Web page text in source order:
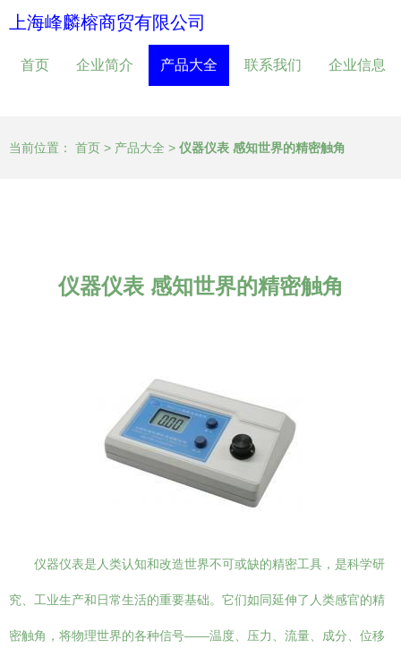
上海峰麟榕商贸有限公司
首页 企业简介 产品大全 联系我们 企业信息
当前位置： 首页 > 产品大全 > 仪器仪表 感知世界的精密触角
仪器仪表 感知世界的精密触角
仪器仪表是人类认知和改造世界不可或缺的精密工具，是科学研
究、工业生产和日常生活的重要基础。它们如同延伸了人类感官的精
密触角，将物理世界的各种信号——温度、压力、流量、成分、位移